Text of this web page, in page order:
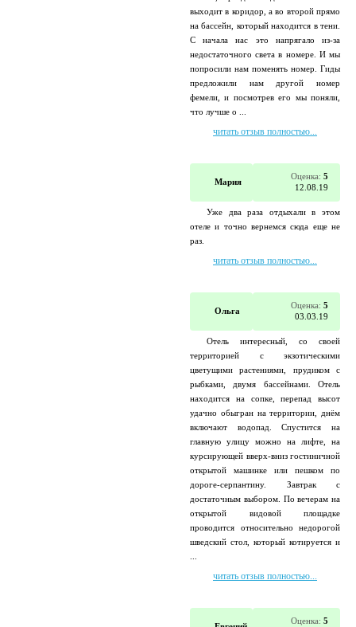
выходит в коридор, а во второй прямо
на бассейн, который находится в тени.
С начала нас это напрягало из-за
недостаточного света в номере. И мы
попросили нам поменять номер. Гиды
предложили нам другой номер
фемели, и посмотрев его мы поняли,
что лучше о ...
читать отзыв полностью...
Мария
Оценка: 5
12.08.19
Уже два раза отдыхали в этом
отеле и точно вернемся сюда еще не
раз.
читать отзыв полностью...
Ольга
Оценка: 5
03.03.19
Отель интересный, со своей
территорией с экзотическими
цветущими растениями, прудиком с
рыбками, двумя бассейнами. Отель
находится на сопке, перепад высот
удачно обыгран на территории, днём
включают водопад. Спустится на
главную улицу можно на лифте, на
курсирующей вверх-вниз гостиничной
открытой машинке или пешком по
дороге-серпантину. Завтрак с
достаточным выбором. По вечерам на
открытой видовой площадке
проводится относительно недорогой
шведский стол, который котируется и
читать отзыв полностью...
Оценка: 5